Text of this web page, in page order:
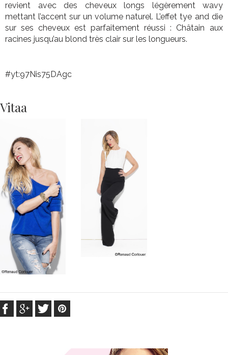
revient avec des cheveux longs légèrement wavy
mettant l’accent sur un volume naturel. L’effet tye and die
sur ses cheveux est parfaitement réussi : Châtain aux
racines jusqu’au blond très clair sur les longueurs.
#yt:97Nis75DAgc
Vitaa